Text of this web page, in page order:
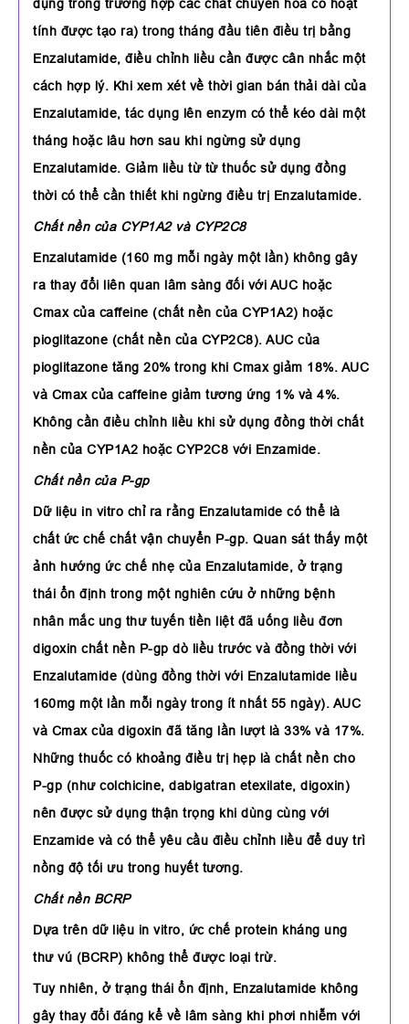
dụng trong trường hợp các chất chuyển hóa có hoạt
tính được tạo ra) trong tháng đầu tiên điều trị bằng
Enzalutamide, điều chỉnh liều cần được cân nhắc một
cách hợp lý. Khi xem xét về thời gian bán thải dài của
Enzalutamide, tác dụng lên enzym có thể kéo dài một
tháng hoặc lâu hơn sau khi ngừng sử dụng
Enzalutamide. Giảm liều từ từ thuốc sử dụng đồng
thời có thể cần thiết khi ngừng điều trị Enzalutamide.
Chất nền của CYP1A2 và CYP2C8
Enzalutamide (160 mg mỗi ngày một lần) không gây
ra thay đổi liên quan lâm sàng đối với AUC hoặc
Cmax của caffeine (chất nền của CYP1A2) hoặc
pioglitazone (chất nền của CYP2C8). AUC của
pioglitazone tăng 20% trong khi Cmax giảm 18%. AUC
và Cmax của caffeine giảm tương ứng 1% và 4%.
Không cần điều chỉnh liều khi sử dụng đồng thời chất
nền của CYP1A2 hoặc CYP2C8 với Enzamide.
Chất nền của P-gp
Dữ liệu in vitro chỉ ra rằng Enzalutamide có thể là
chất ức chế chất vận chuyển P-gp. Quan sát thấy một
ảnh hướng ức chế nhẹ của Enzalutamide, ở trạng
thái ổn định trong một nghiên cứu ở những bệnh
nhân mắc ung thư tuyến tiền liệt đã uống liều đơn
digoxin chất nền P-gp dò liều trước và đồng thời với
Enzalutamide (dùng đồng thời với Enzalutamide liều
160mg một lần mỗi ngày trong ít nhất 55 ngày). AUC
và Cmax của digoxin đã tăng lần lượt là 33% và 17%.
Những thuốc có khoảng điều trị hẹp là chất nền cho
P-gp (như colchicine, dabigatran etexilate, digoxin)
nên được sử dụng thận trọng khi dùng cùng với
Enzamide và có thể yêu cầu điều chỉnh liều để duy trì
nồng độ tối ưu trong huyết tương.
Chất nền BCRP
Dựa trên dữ liệu in vitro, ức chế protein kháng ung
thư vú (BCRP) không thể được loại trừ.
Tuy nhiên, ở trạng thái ổn định, Enzalutamide không
gây thay đổi đáng kể về lâm sàng khi phơi nhiễm với